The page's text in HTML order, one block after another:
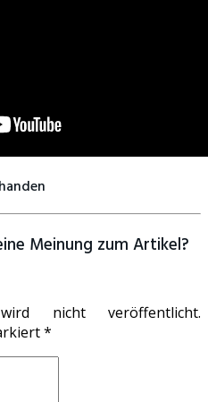
Meinung zum Artikel?
nicht veröffentlicht.
*